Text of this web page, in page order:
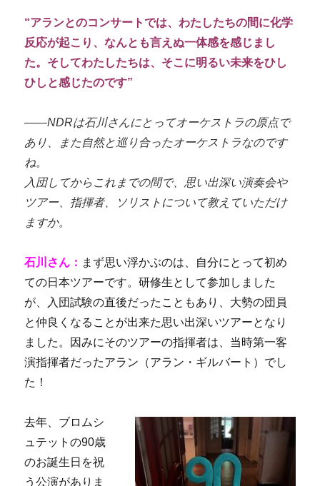
“アランとのコンサートでは、わたしたちの間に化学
反応が起こり、なんとも言えぬ一体感を感じまし
た。そしてわたしたちは、そこに明るい未来をひし
ひしと感じたのです”
――NDRは石川さんにとってオーケストラの原点で
あり、また自然と巡り合ったオーケストラなのです
ね。
入団してからこれまでの間で、思い出深い演奏会や
ツアー、指揮者、ソリストについて教えていただけ
ますか。
石川さん： まず思い浮かぶのは、自分にとって初め
ての日本ツアーです。研修生として参加しました
が、入団試験の直後だったこともあり、大勢の団員
と仲良くなることが出来た思い出深いツアーとなり
ました。因みにそのツアーの指揮者は、当時第一客
演指揮者だったアラン（アラン・ギルバート）でし
た！
去年、ブロムシ
ュテットの90歳
のお誕生日を祝
う公演がありま